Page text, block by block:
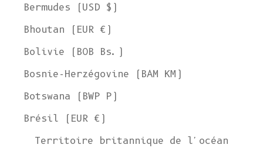
Bermudes (USD $)
Bhoutan (EUR €)
Bolivie (BOB Bs.)
Bosnie-Herzégovine (BAM КМ)
Botswana (BWP P)
Brésil (EUR €)
Territoire britannique de l'océan